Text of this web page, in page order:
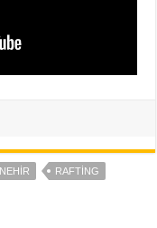
NEHIR
RAFTING